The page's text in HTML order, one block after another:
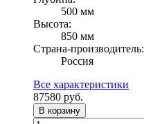
500 мм
Высота:
850 мм
Страна-производитель:
Россия
Все характеристики
87580 руб.
В корзину